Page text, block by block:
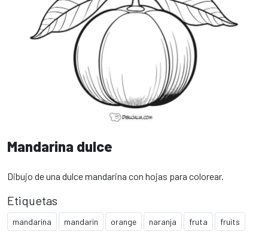
Mandarina dulce
Dibujo de una dulce mandarina con hojas para colorear.
Etiquetas
mandarina mandarin orange naranja fruta fruits